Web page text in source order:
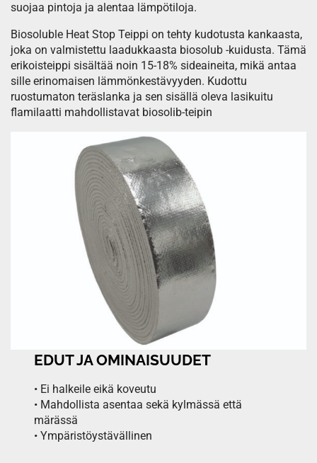
suojaa pintoja ja alentaa lämpötiloja.
Biosoluble Heat Stop Teippi on tehty kudotusta kankaasta,
joka on valmistettu laadukkaasta biosolub -kuidusta. Tämä
erikoisteippi sisältää noin 15-18% sideaineita, mikä antaa
sille erinomaisen lämmönkestävyyden. Kudottu
ruostumaton teräslanka ja sen sisällä oleva lasikuitu
flamilaatti mahdollistavat biosolib-teipin
EDUT JA OMINAISUUDET
• Ei halkeile eikä koveutu
• Mahdollista asentaa sekä kylmässä että
märässä
• Ympäristöystävällinen